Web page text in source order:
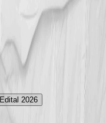
Edital 2026